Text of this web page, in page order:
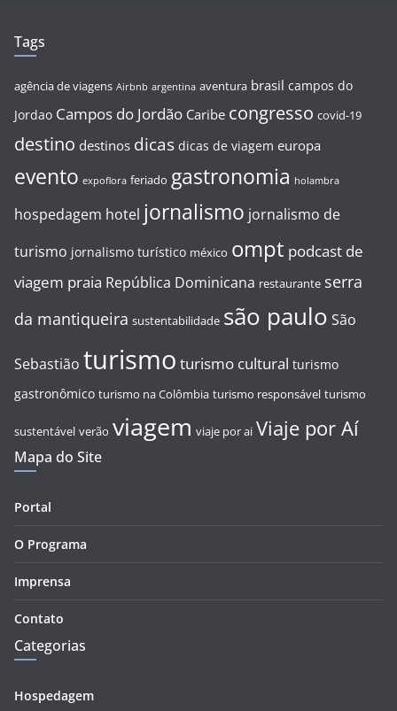
Tags
agência de viagens Airbnb argentina aventura brasil campos do
Jordao Campos do Jordão Caribe congresso covid-19
destino destinos dicas dicas de viagem europa
evento expoflora feriado gastronomia holambra
hospedagem hotel jornalismo jornalismo de
turismo jornalismo turístico méxico ompt podcast de
viagem praia República Dominicana restaurante serra
da mantiqueira sustentabilidade são paulo São
Sebastião turismo turismo cultural turismo
gastronômico turismo na Colômbia turismo responsável turismo
sustentável verão viagem viaje por ai Viaje por Aí
Mapa do Site
Portal
O Programa
Imprensa
Contato
Categorias
Hospedagem